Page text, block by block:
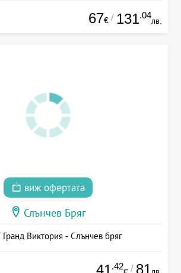
67€ / 131.04
лв.
виж офертата
Слънчев Бряг
Виктория - Слънчев бряг
41 .42 / 81